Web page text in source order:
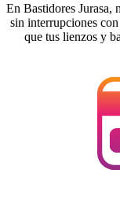
En Bastidores Jurasa,
sin interrupciones
que tus lienzos y